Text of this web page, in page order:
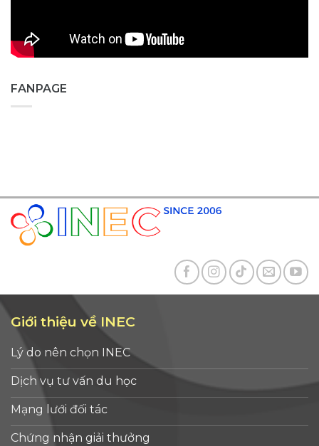
FANPAGE
Giới thiệu về INEC
Lý do nên chọn INEC
Dịch vụ tư vấn du học
Mạng lưới đối tác
Chứng nhận giải thưởng